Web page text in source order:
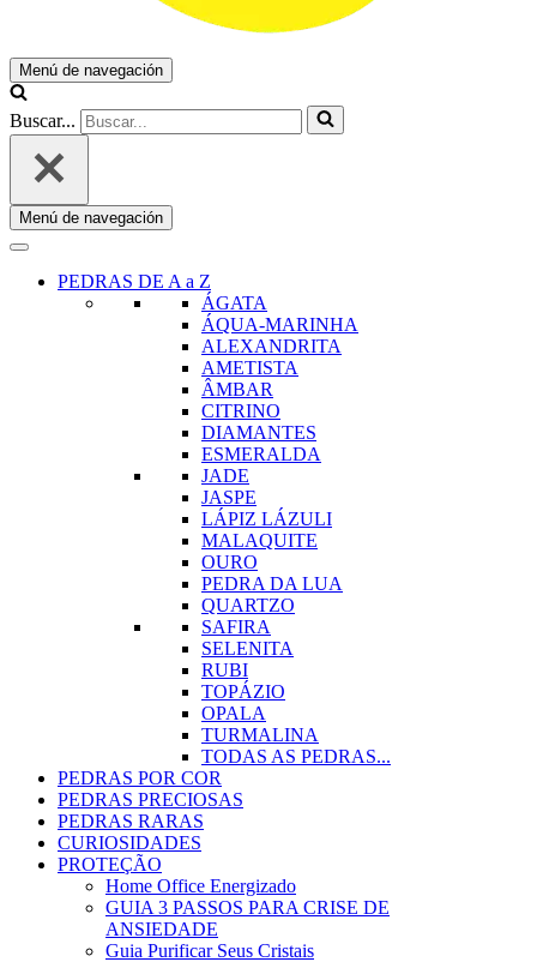
Menú de navegación
Buscar...
Menú de navegación
PEDRAS DE A a Z
ÁGATA
ÁQUA-MARINHA
ALEXANDRITA
AMETISTA
ÂMBAR
CITRINO
DIAMANTES
ESMERALDA
JADE
JASPE
LÁPIZ LÁZULI
MALAQUITE
OURO
PEDRA DA LUA
QUARTZO
SAFIRA
SELENITA
RUBI
TOPÁZIO
OPALA
TURMALINA
TODAS AS PEDRAS...
PEDRAS POR COR
PEDRAS PRECIOSAS
PEDRAS RARAS
CURIOSIDADES
PROTEÇÃO
Home Office Energizado
GUIA 3 PASSOS PARA CRISE DE
ANSIEDADE
Guia Purificar Seus Cristais